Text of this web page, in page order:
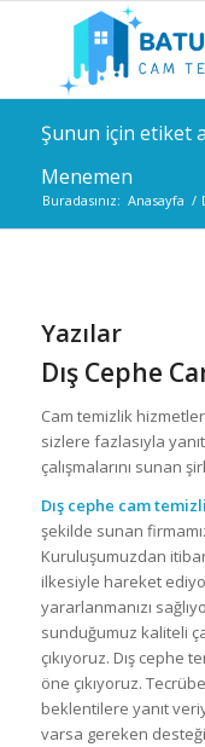
Şunun için etiket
Menemen
Buradasınız: Anasayfa /
Yazılar
Dış Cephe
Cam temizlik
sizlere fazlasıyla
çalışmalarını sunan
Dış cephe cam
şekilde sunan
Kuruluşumuzdan
ilkesiyle hareket
yararlanmanızı
sunduğumuz kaliteli
çıkıyoruz. Dış cephe
öne çıkıyoruz.
beklentilere yanıt
varsa gereken